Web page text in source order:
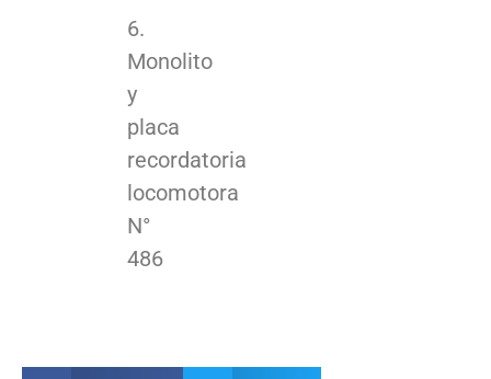
6.
Monolito
y
placa
recordatoria
locomotora
N°
486